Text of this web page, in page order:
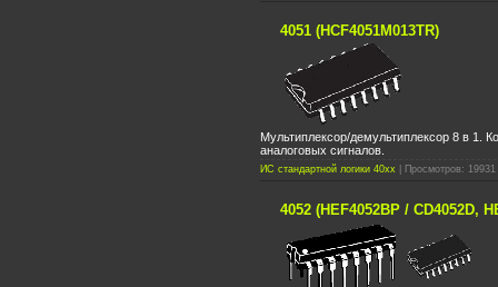
4051 (HCF4051M013TR)
Мультиплексор/демультиплексор 8 в 1.
аналоговых сигналов.
ИС стандартной логики 40xx | Просмотров:
4052 (HEF4052BP / CD4052D,